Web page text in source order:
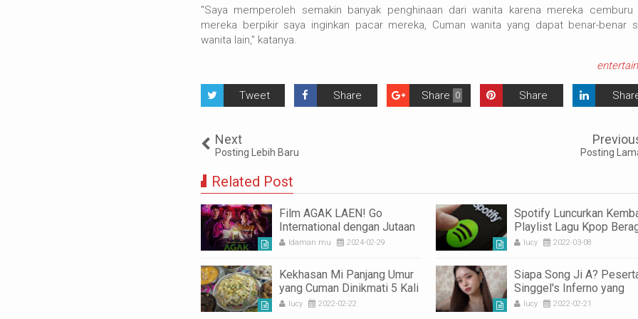
"Saya memperoleh semakin banyak penghinaan dari wanita karena mereka cemburu
mereka berpikir saya inginkan pacar mereka, Cuman wanita yang dapat benar-benar
wanita lain," katanya.
Tweet Share 0
Share Share
Next
Posting Lebih Baru Posting
Related Post
Film AGAK LAEN! Go
International dengan Jutaan
Penonton
Idaman mu 2024-02-29
Spotify Luncurkan
Playlist Lagu Kpop
Jenis
lucy 2022-03-08
Kekhasan Mi Panjang Umur
yang Cuman Dinikmati 5 Kali
dalam Satu tahun
lucy 2022-02-22
Siapa Song Ji A?
Singgel's Inferno yang
Terganjal Pro-kontra
lucy 2022-02-21